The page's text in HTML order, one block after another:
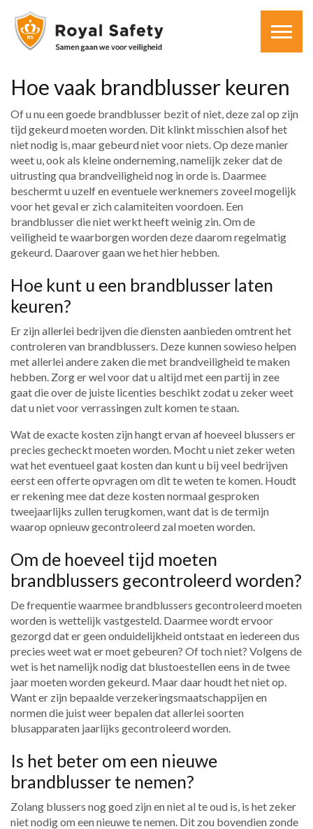
Hoe vaak brandblusser keuren
Of u nu een goede brandblusser bezit of niet, deze zal op zijn
tijd gekeurd moeten worden. Dit klinkt misschien alsof het
niet nodig is, maar gebeurd niet voor niets. Op deze manier
weet u, ook als kleine onderneming, namelijk zeker dat de
uitrusting qua brandveiligheid nog in orde is. Daarmee
beschermt u uzelf en eventuele werknemers zoveel mogelijk
voor het geval er zich calamiteiten voordoen. Een
brandblusser die niet werkt heeft weinig zin. Om de
veiligheid te waarborgen worden deze daarom regelmatig
gekeurd. Daarover gaan we het hier hebben.
Hoe kunt u een brandblusser laten
keuren?
Er zijn allerlei bedrijven die diensten aanbieden omtrent het
controleren van brandblussers. Deze kunnen sowieso helpen
met allerlei andere zaken die met brandveiligheid te maken
hebben. Zorg er wel voor dat u altijd met een partij in zee
gaat die over de juiste licenties beschikt zodat u zeker weet
dat u niet voor verrassingen zult komen te staan.
Wat de exacte kosten zijn hangt ervan af hoeveel blussers er
precies gecheckt moeten worden. Mocht u niet zeker weten
wat het eventueel gaat kosten dan kunt u bij veel bedrijven
eerst een offerte opvragen om dit te weten te komen. Houdt
er rekening mee dat deze kosten normaal gesproken
tweejaarlijks zullen terugkomen, want dat is de termijn
waarop opnieuw gecontroleerd zal moeten worden.
Om de hoeveel tijd moeten
brandblussers gecontroleerd worden?
De frequentie waarmee brandblussers gecontroleerd moeten
worden is wettelijk vastgesteld. Daarmee wordt ervoor
gezorgd dat er geen onduidelijkheid ontstaat en iedereen dus
precies weet wat er moet gebeuren? Of toch niet? Volgens de
wet is het namelijk nodig dat blustoestellen eens in de twee
jaar moeten worden gekeurd. Maar daar houdt het niet op.
Want er zijn bepaalde verzekeringsmaatschappijen en
normen die juist weer bepalen dat allerlei soorten
blusapparaten jaarlijks gecontroleerd worden.
Is het beter om een nieuwe
brandblusser te nemen?
Zolang blussers nog goed zijn en niet al te oud is, is het zeker
niet nodig om een nieuwe te nemen. Dit zou bovendien zonde